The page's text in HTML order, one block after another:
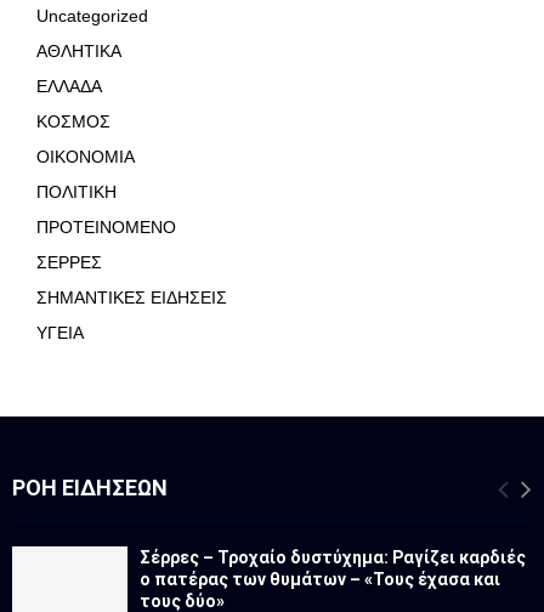
Uncategorized
ΑΘΛΗΤΙΚΑ
ΕΛΛΑΔΑ
ΚΟΣΜΟΣ
ΟΙΚΟΝΟΜΙΑ
ΠΟΛΙΤΙΚΗ
ΠΡΟΤΕΙΝΟΜΕΝΟ
ΣΕΡΡΕΣ
ΣΗΜΑΝΤΙΚΕΣ ΕΙΔΗΣΕΙΣ
ΥΓΕΙΑ
ΡΟΉ ΕΙΔΉΣΕΩΝ
Σέρρες – Τροχαίο δυστύχημα: Ραγίζει καρδιές
ο πατέρας των θυμάτων – «Τους έχασα και
τους δύο»